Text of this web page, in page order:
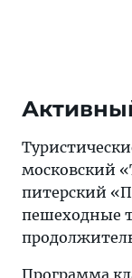
московский
питерский
пешеходные
Программа